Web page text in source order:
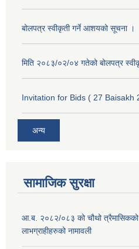
बोलपत्र स्वीकृती गर्ने आशयको सूचना ।
मिति २०८३/०२/०४ गतेको बोलपत्र
Invitation for Bids ( 27 Baisakh
अन्य
सामाजिक सुरक्षा
आ.ब. २०८२/०८३ को चौथो त्रैमासिकको
लाभग्राहीहरुको नामावली